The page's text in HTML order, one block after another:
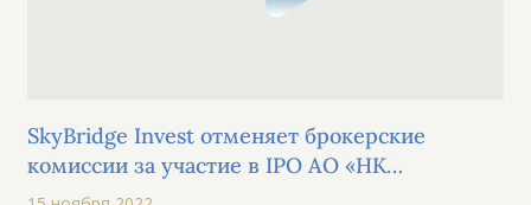
SkyBridge Invest отменяет брокерские
комиссии за участие в IPO АО «НК
«КазМунайГаз» и приветствует новых